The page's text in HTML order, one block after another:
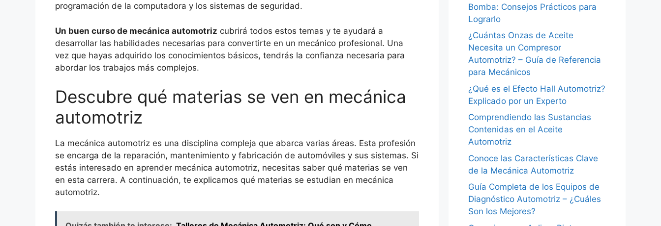
programación de la computadora y los sistemas de seguridad.
Un buen curso de mecánica automotriz cubrirá todos estos temas y te ayudará a
desarrollar las habilidades necesarias para convertirte en un mecánico profesional. Una
vez que hayas adquirido los conocimientos básicos, tendrás la confianza necesaria para
abordar los trabajos más complejos.
Descubre qué materias se ven en mecánica
automotriz
La mecánica automotriz es una disciplina compleja que abarca varias áreas. Esta profesión
se encarga de la reparación, mantenimiento y fabricación de automóviles y sus sistemas. Si
estás interesado en aprender mecánica automotriz, necesitas saber qué materias se ven
en esta carrera. A continuación, te explicamos qué materias se estudian en mecánica
automotriz.
Bomba: Consejos Prácticos para
Lograrlo
¿Cuántas Onzas de Aceite
Necesita un Compresor
Automotriz? – Guía de Referencia
para Mecánicos
¿Qué es el Efecto Hall Automotriz?
Explicado por un Experto
Comprendiendo las Sustancias
Contenidas en el Aceite
Automotriz
Conoce las Características Clave
de la Mecánica Automotriz
Guía Completa de los Equipos de
Diagnóstico Automotriz – ¿Cuáles
Son los Mejores?